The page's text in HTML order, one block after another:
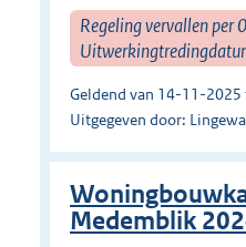
Regeling vervallen
Geldend van 14-11-
Uitgegeven door:
Medemblik